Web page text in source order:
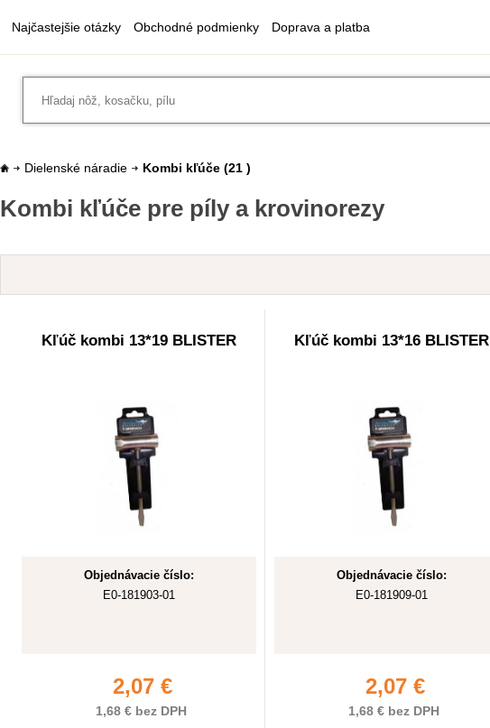
Najčastejšie otázky Obchodné podmienky Doprava a platba
Dielenské náradie Kombi kľúče (21 )
Kombi kľúče pre píly a krovinorezy
Kľúč kombi 13*19 BLISTER
Objednávacie číslo:
E0-181903-01
2,07 €
1,68 € bez DPH
Kľúč kombi 13*16 BLISTER
Objednávacie číslo:
E0-181909-01
2,07 €
1,68 € bez DPH